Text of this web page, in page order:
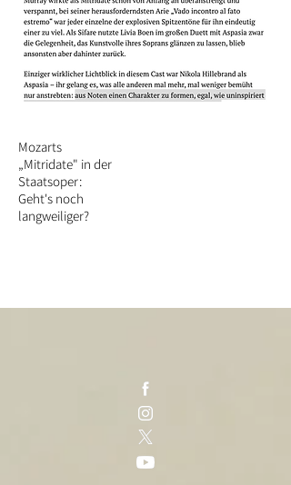
Mozarts
„Mitridate" in der
Staatsoper:
Geht's noch
langweiliger?